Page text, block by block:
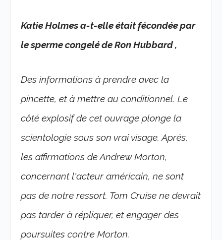
Katie Holmes a-t-elle était fécondée par
le sperme congelé de Ron Hubbard ,
Des informations à prendre avec la
pincette, et à mettre au conditionnel. Le
côté explosif de cet ouvrage plonge la
scientologie sous son vrai visage. Aprés,
les affirmations de Andrew Morton,
concernant l'acteur américain, ne sont
pas de notre ressort. Tom Cruise ne devrait
pas tarder à répliquer, et engager des
poursuites contre Morton.